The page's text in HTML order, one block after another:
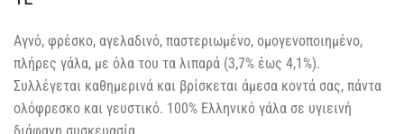
Αγνό, φρέσκο, αγελαδινό, παστεριωμένο, ομογενοποιημένο,
πλήρες γάλα, με όλα του τα λιπαρά (3,7% έως 4,1%).
Συλλέγεται καθημερινά και βρίσκεται άμεσα κοντά σας, πάντα
ολόφρεσκο και γευστικό. 100% Ελληνικό γάλα σε υγιεινή
διάφανη συσκευασία.